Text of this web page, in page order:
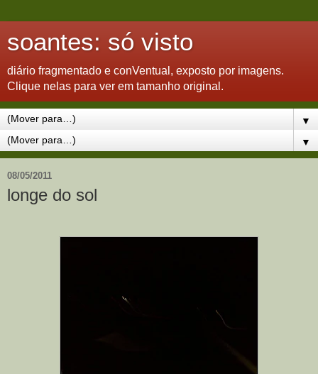
soantes: só visto
diário fragmentado e conVentual, exposto por imagens.
Clique nelas para ver em tamanho original.
▼
▼
08/05/2011
longe do sol